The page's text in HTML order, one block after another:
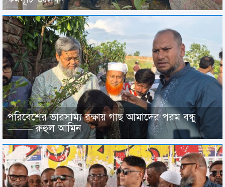
পরিবেশের ভারসাম্য রক্ষায় গাছ আমাদের পরম বন্ধু
——– রুহুল আমিন